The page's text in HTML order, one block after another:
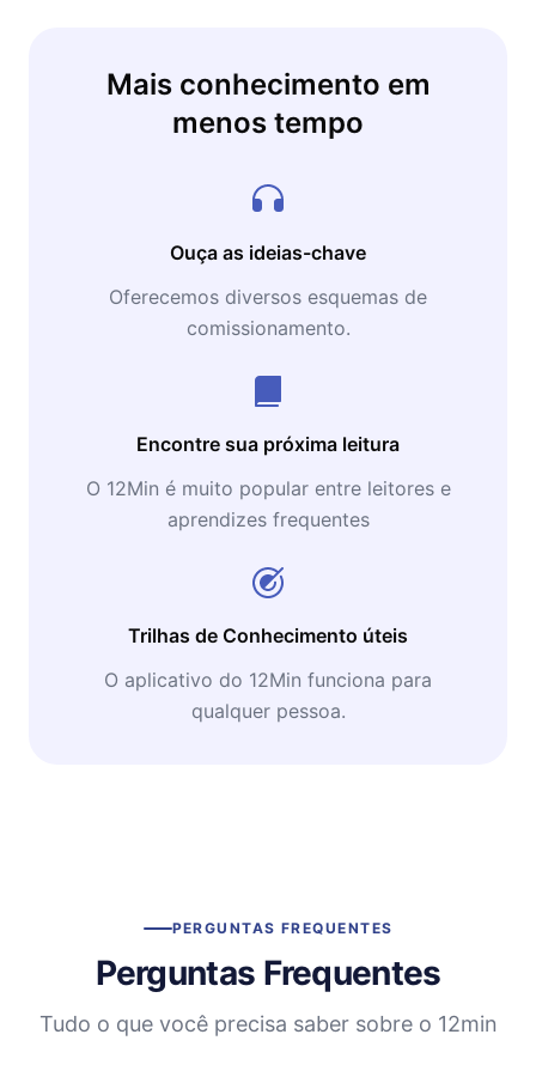
Mais conhecimento em
menos tempo
Ouça as ideias-chave
Oferecemos diversos esquemas de
comissionamento.
Encontre sua próxima leitura
O 12Min é muito popular entre leitores e
aprendizes frequentes
Trilhas de Conhecimento úteis
O aplicativo do 12Min funciona para
qualquer pessoa.
PERGUNTAS FREQUENTES
Perguntas Frequentes
Tudo o que você precisa saber sobre o 12min